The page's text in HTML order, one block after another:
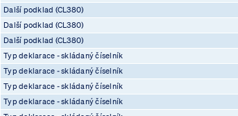
Další podklad (CL380)
Další podklad (CL380)
Další podklad (CL380)
Typ deklarace - skládaný číselník
Typ deklarace - skládaný číselník
Typ deklarace - skládaný číselník
Typ deklarace - skládaný číselník